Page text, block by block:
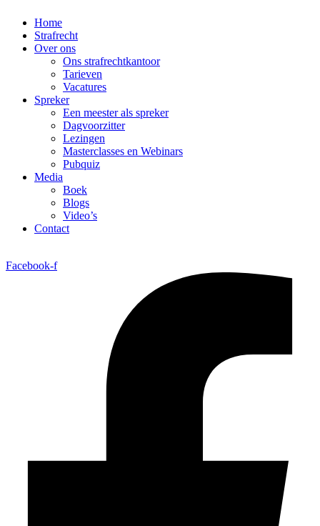
Home
Strafrecht
Over ons
Ons strafrechtkantoor
Tarieven
Vacatures
Spreker
Een meester als spreker
Dagvoorzitter
Lezingen
Masterclasses en Webinars
Pubquiz
Media
Boek
Blogs
Video’s
Contact
Facebook-f